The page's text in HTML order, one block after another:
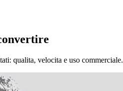
qualita, velocita e uso commerciale.